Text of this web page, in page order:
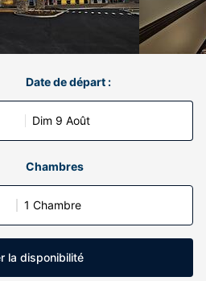
Date de départ :
Dim 9 Août
Chambres
1 Chambre
la disponibilité